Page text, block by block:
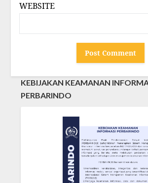
WEBSITE
KEBIJAKAN KEAMANAN
PERBARINDO